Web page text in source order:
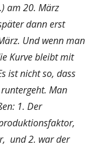
am 20. März
dann erst
Und wenn man
Kurve bleibt mit
ist nicht so, dass
Man
1. Der
und 2. war der